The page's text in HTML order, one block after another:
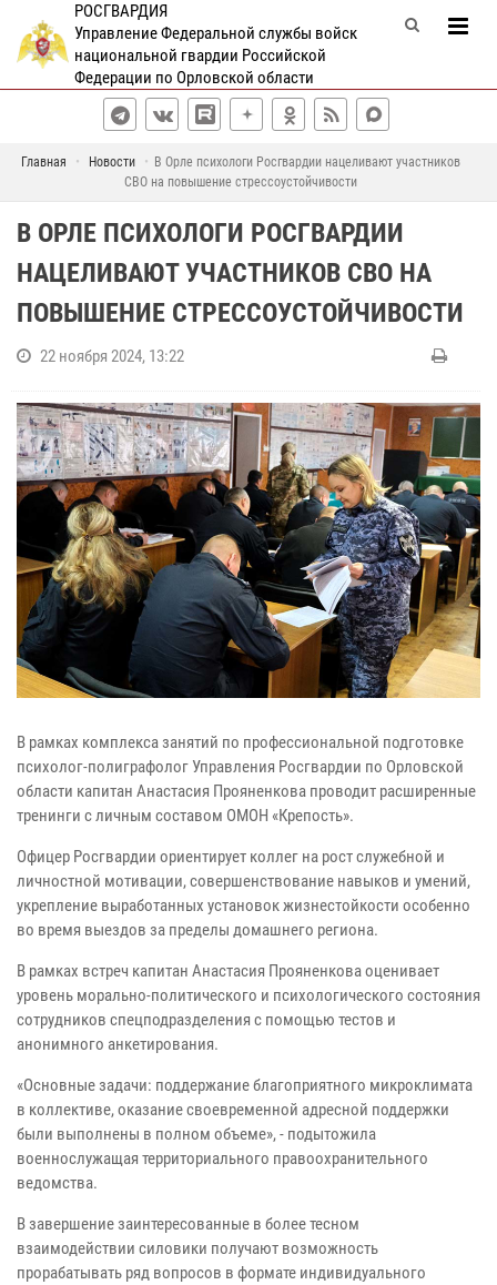
РОСГВАРДИЯ
Управление Федеральной службы войск
национальной гвардии Российской
Федерации по Орловской области
Главная Новости
В Орле психологи Росгвардии нацеливают участников
СВО на повышение стрессоустойчивости
В ОРЛЕ ПСИХОЛОГИ РОСГВАРДИИ
НАЦЕЛИВАЮТ УЧАСТНИКОВ СВО НА
ПОВЫШЕНИЕ СТРЕССОУСТОЙЧИВОСТИ
22 ноября 2024, 13:22
В рамках комплекса занятий по профессиональной подготовке
психолог-полиграфолог Управления Росгвардии по Орловской
области капитан Анастасия Прояненкова проводит расширенные
тренинги с личным составом ОМОН «Крепость».
Офицер Росгвардии ориентирует коллег на рост служебной и
личностной мотивации, совершенствование навыков и умений,
укрепление выработанных установок жизнестойкости особенно
во время выездов за пределы домашнего региона.
В рамках встреч капитан Анастасия Прояненкова оценивает
уровень морально-политического и психологического состояния
сотрудников спецподразделения с помощью тестов и
анонимного анкетирования.
«Основные задачи: поддержание благоприятного микроклимата
в коллективе, оказание своевременной адресной поддержки
были выполнены в полном объеме», - подытожила
военнослужащая территориального правоохранительного
ведомства.
В завершение заинтересованные в более тесном
взаимодействии силовики получают возможность
прорабатывать ряд вопросов в формате индивидуального